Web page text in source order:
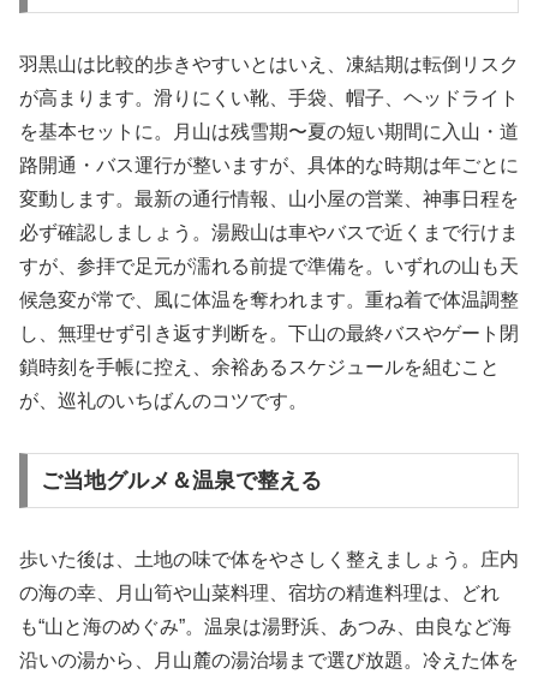
羽黒山は比較的歩きやすいとはいえ、凍結期は転倒リスク
が高まります。滑りにくい靴、手袋、帽子、ヘッドライト
を基本セットに。月山は残雪期〜夏の短い期間に入山・道
路開通・バス運行が整いますが、具体的な時期は年ごとに
変動します。最新の通行情報、山小屋の営業、神事日程を
必ず確認しましょう。湯殿山は車やバスで近くまで行けま
すが、参拝で足元が濡れる前提で準備を。いずれの山も天
候急変が常で、風に体温を奪われます。重ね着で体温調整
し、無理せず引き返す判断を。下山の最終バスやゲート閉
鎖時刻を手帳に控え、余裕あるスケジュールを組むこと
が、巡礼のいちばんのコツです。
ご当地グルメ＆温泉で整える
歩いた後は、土地の味で体をやさしく整えましょう。庄内
の海の幸、月山筍や山菜料理、宿坊の精進料理は、どれ
も“山と海のめぐみ”。温泉は湯野浜、あつみ、由良など海
沿いの湯から、月山麓の湯治場まで選び放題。冷えた体を